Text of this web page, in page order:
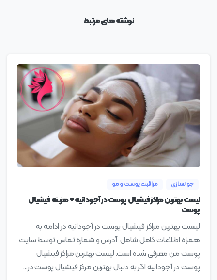
نوشته های مرتبط
0
جوانسازی مراقبت پوست و مو
لیست بهترین مراکز فیشیال پوست در آجودانیه + هزینه فیشیال
پوست
لیست بهترین مراکز فیشیال پوست در آجودانیه در ادامه به
همراه اطلاعات کامل شامل آدرس و شماره تماس توسط سایت
پوست من معرفی شده است. لیست بهترین مراکز فیشیال
پوست در آجودانیه اگر به دنبال بهترین مرکز فیشیال پوست در...